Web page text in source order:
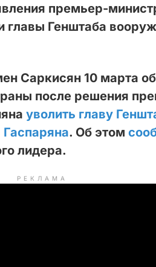
премьер-
главы Генштаба
Саркисян 10 марта
после решения
уволить главу
. Об этом
лидера.
РЕКЛАМА